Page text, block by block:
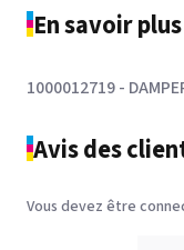
En savoir plus
1000012719 -
Avis des
Vous devez être